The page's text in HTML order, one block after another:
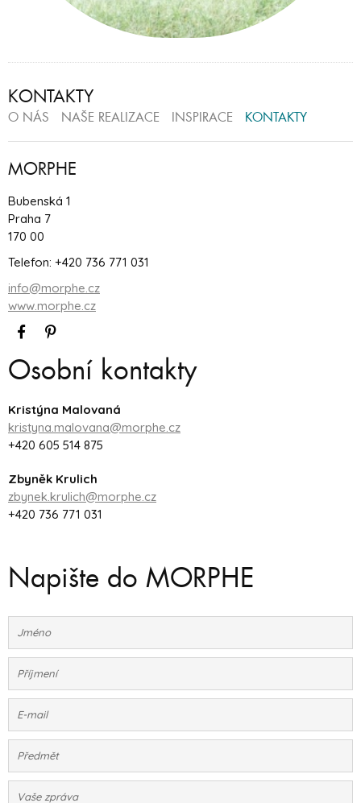
KONTAKTY
O NÁS NAŠE REALIZACE INSPIRACE KONTAKTY
MORPHE
Bubenská 1
Praha 7
170 00
Telefon: +420 736 771 031
info@morphe.cz
www.morphe.cz
Osobní kontakty
Kristýna Malovaná
kristyna.malovana@morphe.cz
+420 605 514 875
Zbyněk Krulich
zbynek.krulich@morphe.cz
+420 736 771 031
Napište do MORPHE